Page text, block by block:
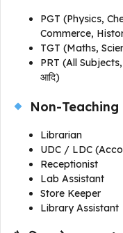
PGT (Physics,
Commerce,
TGT (Maths,
PRT (All
आदि)
Non-Teaching
Librarian
UDC / LDC
Receptionist
Lab Assistant
Store Keeper
Library Assistant